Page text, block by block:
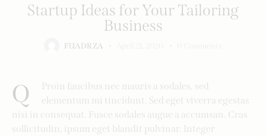
Startup Ideas for Your Tailoring
Business
FUADRZA
Q
Proin faucibus nec mauris a sodales, sed
elementum mi tincidunt. Sed eget viverra egestas
nisi in consequat. Fusce sodales augue a accumsan. Cras
sollicitudin, ipsum eget blandit pulvinar. Integer